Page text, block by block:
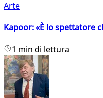
Arte
Kapoor: «È lo spettatore
1 min di lettura